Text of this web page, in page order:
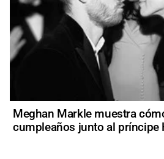
Meghan Markle muestra
cumpleaños junto al príncipe